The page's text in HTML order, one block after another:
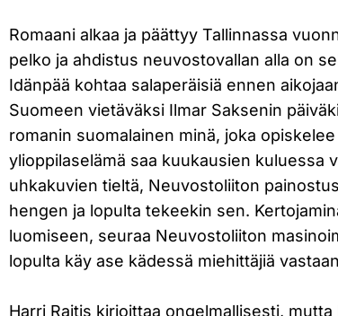
Romaani alkaa ja päättyy Tallinnassa
pelko ja ahdistus neuvostovallan alla on
Idänpää kohtaa salaperäisiä ennen
Suomeen vietäväksi Ilmar Saksenin
romanin suomalainen minä, joka
ylioppilaselämä saa kuukausien kuluessa
uhkakuvien tieltä, Neuvostoliiton
hengen ja lopulta tekeekin sen.
luomiseen, seuraa Neuvostoliiton
lopulta käy ase kädessä miehittäjiä
Harri Raitis kirjoittaa ongelmallisesti,